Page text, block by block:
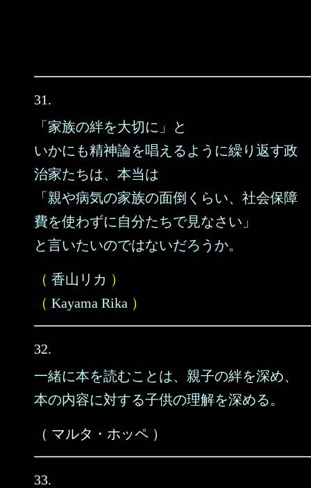
31.
「家族の絆を大切に」と
いかにも精神論を唱えるように繰り返す政
治家たちは、本当は
「親や病気の家族の面倒くらい、社会保障
費を使わずに自分たちで見なさい」
と言いたいのではないだろうか。
（ 香山リカ ）
（ Kayama Rika ）
32.
一緒に本を読むことは、親子の絆を深め、
本の内容に対する子供の理解を深める。
（ マルタ・ホッペ ）
33.